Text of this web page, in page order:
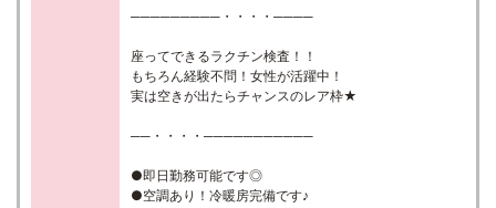
─────────・・・・────
座ってできるラクチン検査！！
もちろん経験不問！女性が活躍中！
実は空きが出たらチャンスのレア枠★
──・・・・───────────
●即日勤務可能です◎
●空調あり！冷暖房完備です♪